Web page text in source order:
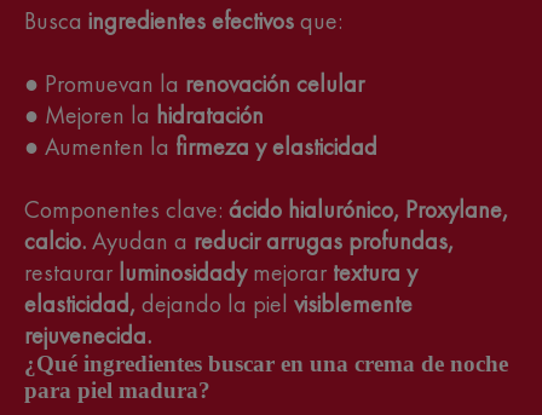
Busca ingredientes efectivosque:
● Promuevan la renovación celular
● Mejoren la hidratación
● Aumenten la firmeza y elasticidad
Componentes clave: ácido hialurónico, Proxylane,
calcio.Ayudan a reducir arrugas profundas,
restaurar luminosidadymejorar textura y
elasticidad, dejando la piel visiblemente
rejuvenecida.
¿Qué ingredientes buscar en una crema de noche
para piel madura?